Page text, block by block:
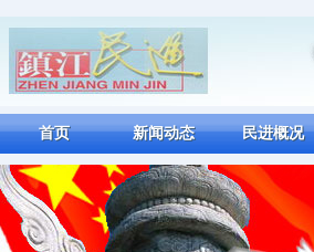
首页 新闻动态 民进概况